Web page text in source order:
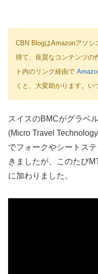
CBN BlogはAmazonアソシ
得て、良質なコンテンツの
ト内のリンク経由で
くと、大変助かります。
スイスのBMCがグラベ
(Micro Travel
でフォークやシートス
きましたが、このたび
に加わりました。